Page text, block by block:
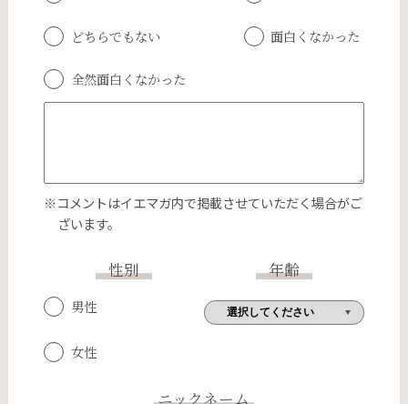
どちらでもない 面白くなかった
全然面白くなかった
※コメントはイエマガ内で掲載させていただく場合がご
ざいます。
性別
男性
女性
年齢
ニックネーム